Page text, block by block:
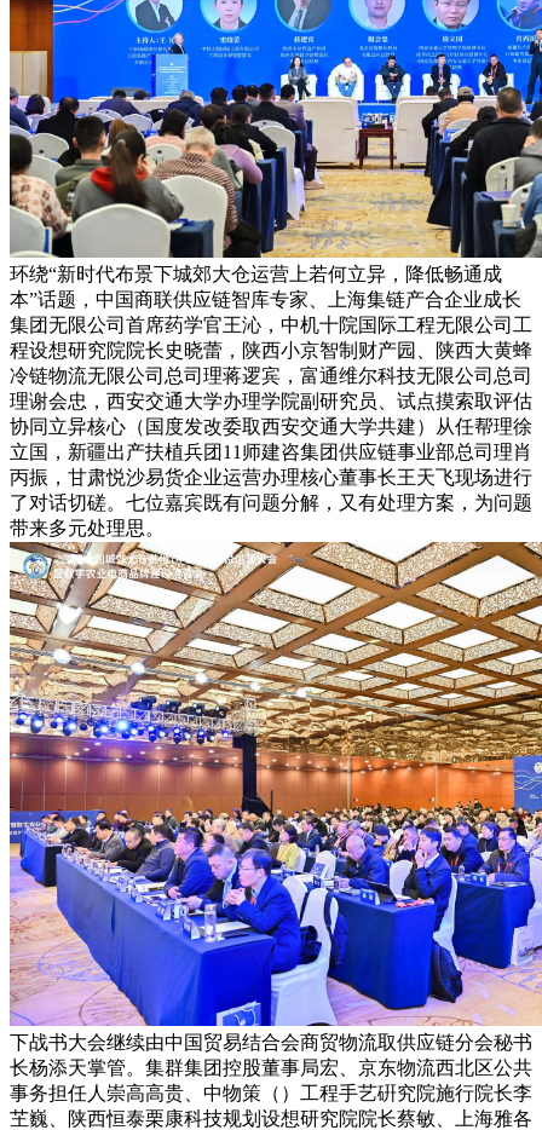
环绕“新时代布景下城郊大仓运营上若何立异，降低畅通成
本”话题，中国商联供应链智库专家、上海集链产合企业成长
集团无限公司首席药学官王沁，中机十院国际工程无限公司工
程设想研究院院长史晓蕾，陕西小京智制财产园、陕西大黄蜂
冷链物流无限公司总司理蒋逻宾，富通维尔科技无限公司总司
理谢会忠，西安交通大学办理学院副研究员、试点摸索取评估
协同立异核心（国度发改委取西安交通大学共建）从任帮理徐
立国，新疆出产扶植兵团11师建咨集团供应链事业部总司理肖
丙振，甘肃悦沙易货企业运营办理核心董事长王天飞现场进行
了对话切磋。七位嘉宾既有问题分解，又有处理方案，为问题
带来多元处理思。
下战书大会继续由中国贸易结合会商贸物流取供应链分会秘书
长杨添天掌管。集群集团控股董事局宏、京东物流西北区公共
事务担任人崇高高贵、中物策（）工程手艺硏究院施行院长李
芏巍、陕西恒泰栗康科技规划设想研究院院长蔡敏、上海雅各